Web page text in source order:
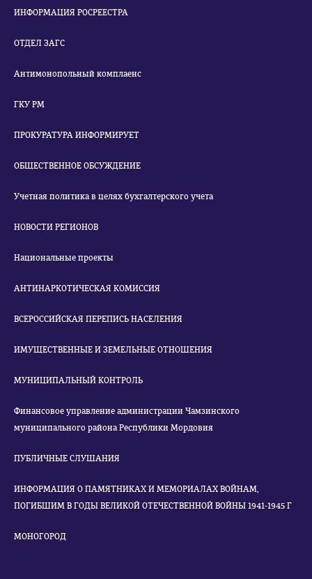
ИНФОРМАЦИЯ РОСРЕЕСТРА
ОТДЕЛ ЗАГС
Антимонопольный комплаенс
ГКУ РМ
ПРОКУРАТУРА ИНФОРМИРУЕТ
ОБЩЕСТВЕННОЕ ОБСУЖДЕНИЕ
Учетная политика в целях бухгалтерского учета
НОВОСТИ РЕГИОНОВ
Национальные проекты
АНТИНАРКОТИЧЕСКАЯ КОМИССИЯ
ВСЕРОССИЙСКАЯ ПЕРЕПИСЬ НАСЕЛЕНИЯ
ИМУЩЕСТВЕННЫЕ И ЗЕМЕЛЬНЫЕ ОТНОШЕНИЯ
МУНИЦИПАЛЬНЫЙ КОНТРОЛЬ
Финансовое управление администрации Чамзинского
муниципального района Республики Мордовия
ПУБЛИЧНЫЕ СЛУШАНИЯ
ИНФОРМАЦИЯ О ПАМЯТНИКАХ И МЕМОРИАЛАХ ВОЙНАМ,
ПОГИБШИМ В ГОДЫ ВЕЛИКОЙ ОТЕЧЕСТВЕННОЙ ВОЙНЫ 1941-1945 Г
МОНОГОРОД